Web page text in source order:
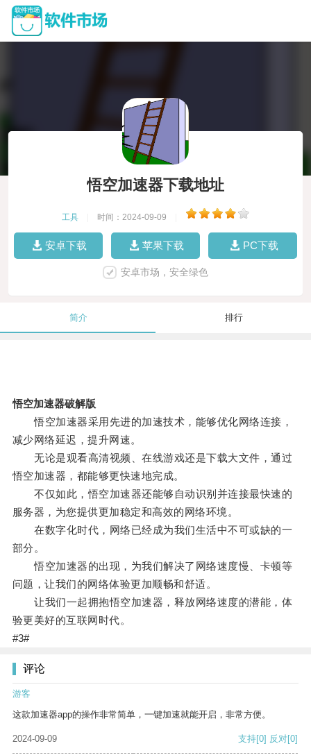
悟空加速器下载地址
工具 时间：2024-09-09
安卓下载 苹果下载 PC下载
安卓市场，安全绿色
简介 排行
悟空加速器破解版
悟空加速器采用先进的加速技术，能够优化网络连接，
减少网络延迟，提升网速。
无论是观看高清视频、在线游戏还是下载大文件，通过
悟空加速器，都能够更快速地完成。
不仅如此，悟空加速器还能够自动识别并连接最快速的
服务器，为您提供更加稳定和高效的网络环境。
在数字化时代，网络已经成为我们生活中不可或缺的一
部分。
悟空加速器的出现，为我们解决了网络速度慢、卡顿等
问题，让我们的网络体验更加顺畅和舒适。
让我们一起拥抱悟空加速器，释放网络速度的潜能，体
验更美好的互联网时代。
#3#
评论
游客
这款加速器app的操作非常简单，一键加速就能开启，非常方便。
2024-09-09 支持[0] 反对[0]